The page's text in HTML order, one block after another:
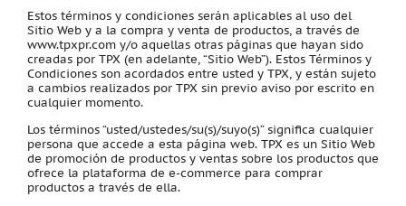
Estos términos y condiciones serán aplicables al uso del
Sitio Web y a la compra y venta de productos, a través de
www.tpxpr.com y/o aquellas otras páginas que hayan sido
creadas por TPX (en adelante, “Sitio Web”). Estos Términos y
Condiciones son acordados entre usted y TPX, y están sujeto
a cambios realizados por TPX sin previo aviso por escrito en
cualquier momento.
Los términos “usted/ustedes/su(s)/suyo(s)” significa cualquier
persona que accede a esta página web. TPX es un Sitio Web
de promoción de productos y ventas sobre los productos que
ofrece la plataforma de e-commerce para comprar
productos a través de ella.